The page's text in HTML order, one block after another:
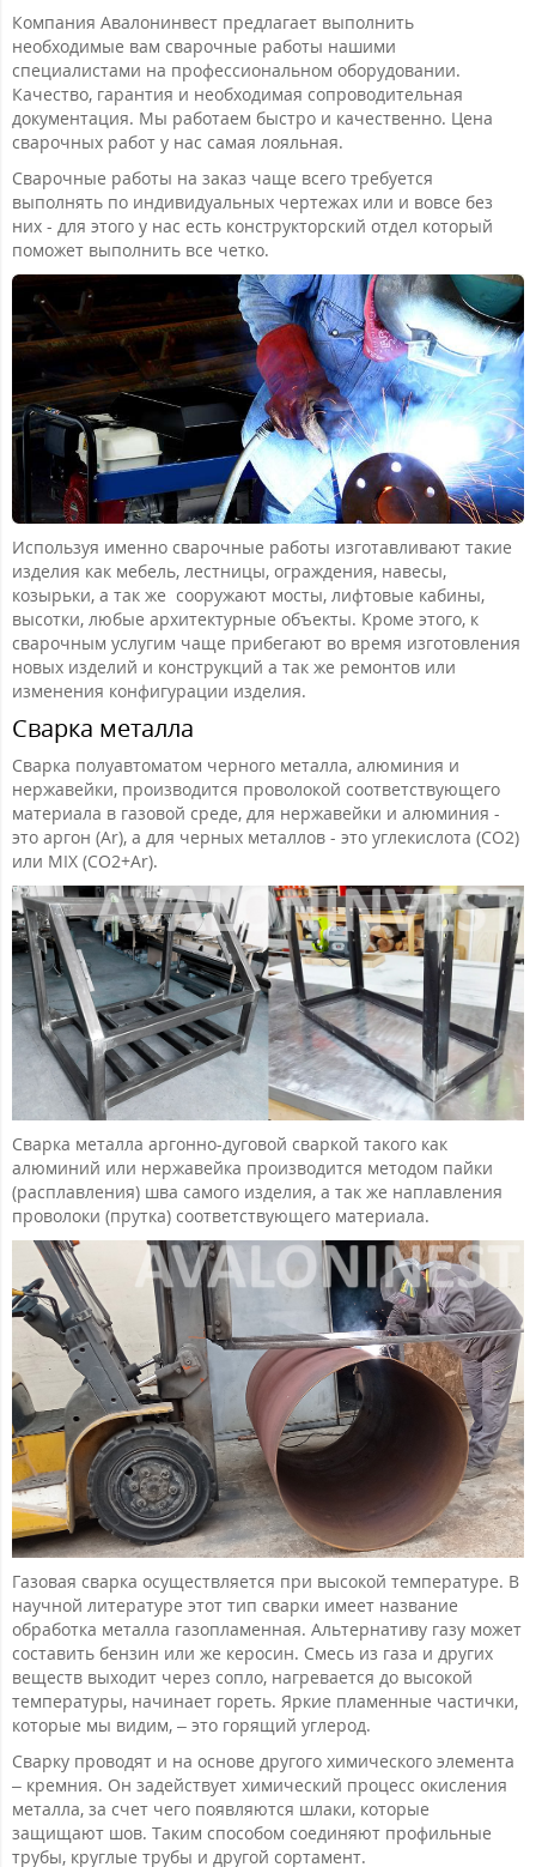
Компания Авалонинвест предлагает выполнить
необходимые вам сварочные работы нашими
специалистами на профессиональном оборудовании.
Качество, гарантия и необходимая сопроводительная
документация. Мы работаем быстро и качественно. Цена
сварочных работ у нас самая лояльная.
Сварочные работы на заказ чаще всего требуется
выполнять по индивидуальных чертежах или и вовсе без
них - для этого у нас есть конструкторский отдел который
поможет выполнить все четко.
Используя именно сварочные работы изготавливают такие
изделия как мебель, лестницы, ограждения, навесы,
козырьки, а так же сооружают мосты, лифтовые кабины,
высотки, любые архитектурные объекты. Кроме этого, к
сварочным услугим чаще прибегают во время изготовления
новых изделий и конструкций а так же ремонтов или
изменения конфигурации изделия.
Сварка металла
Сварка полуавтоматом черного металла, алюминия и
нержавейки, производится проволокой соответствующего
материала в газовой среде, для нержавейки и алюминия -
это аргон (Ar), а для черных металлов - это углекислота (CO2)
или MIX (CO2+Ar).
Cварка металла аргонно-дуговой сваркой такого как
алюминий или нержавейка производится методом пайки
(расплавления) шва самого изделия, а так же наплавления
проволоки (прутка) соответствующего материала.
Газовая сварка осуществляется при высокой температуре. В
научной литературе этот тип сварки имеет название
обработка металла газопламенная. Альтернативу газу может
составить бензин или же керосин. Смесь из газа и других
веществ выходит через сопло, нагревается до высокой
температуры, начинает гореть. Яркие пламенные частички,
которые мы видим, – это горящий углерод.
Сварку проводят и на основе другого химического элемента
– кремния. Он задействует химический процесс окисления
металла, за счет чего появляются шлаки, которые
защищают шов. Таким способом соединяют профильные
трубы, круглые трубы и другой сортамент.